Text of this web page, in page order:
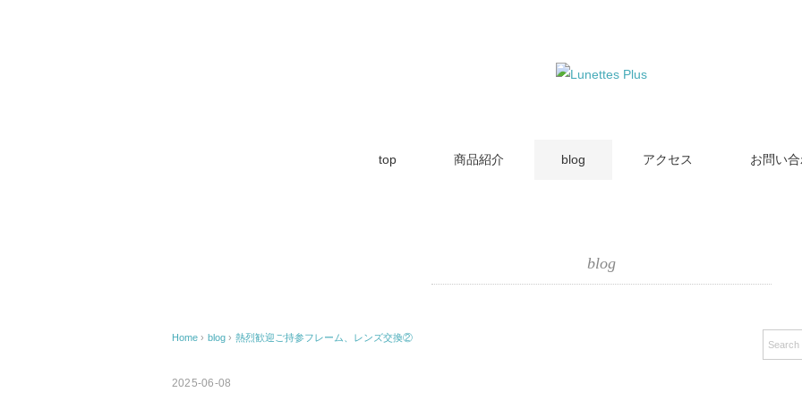
top 商品紹介 blog アクセス お問い
blog
Home › blog › 熱烈歓迎ご持参フレーム、レンズ交換②
2025-06-08